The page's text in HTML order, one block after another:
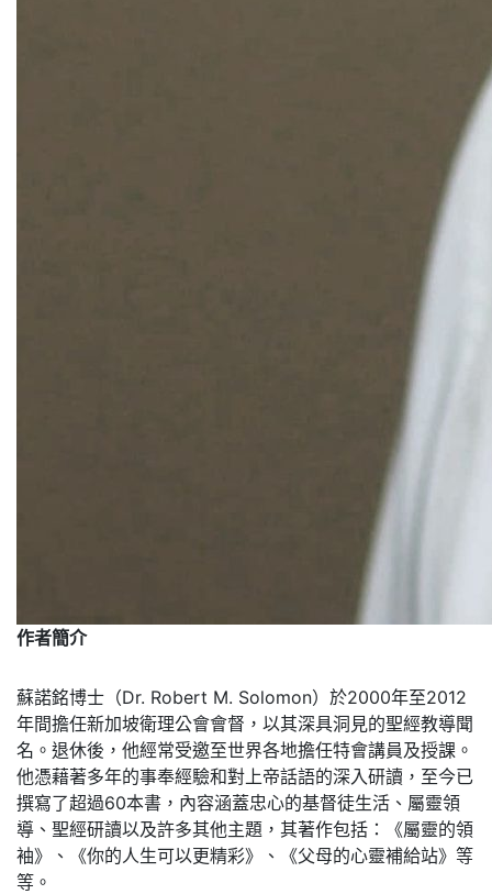
作者簡介
蘇諾銘博士（Dr. Robert M. Solomon）於2000年至2012
年間擔任新加坡衛理公會會督，以其深具洞見的聖經教導聞
名。退休後，他經常受邀至世界各地擔任特會講員及授課。
他憑藉著多年的事奉經驗和對上帝話語的深入研讀，至今已
撰寫了超過60本書，內容涵蓋忠心的基督徒生活、屬靈領
導、聖經研讀以及許多其他主題，其著作包括：《屬靈的領
袖》、《你的人生可以更精彩》、《父母的心靈補給站》等
等。